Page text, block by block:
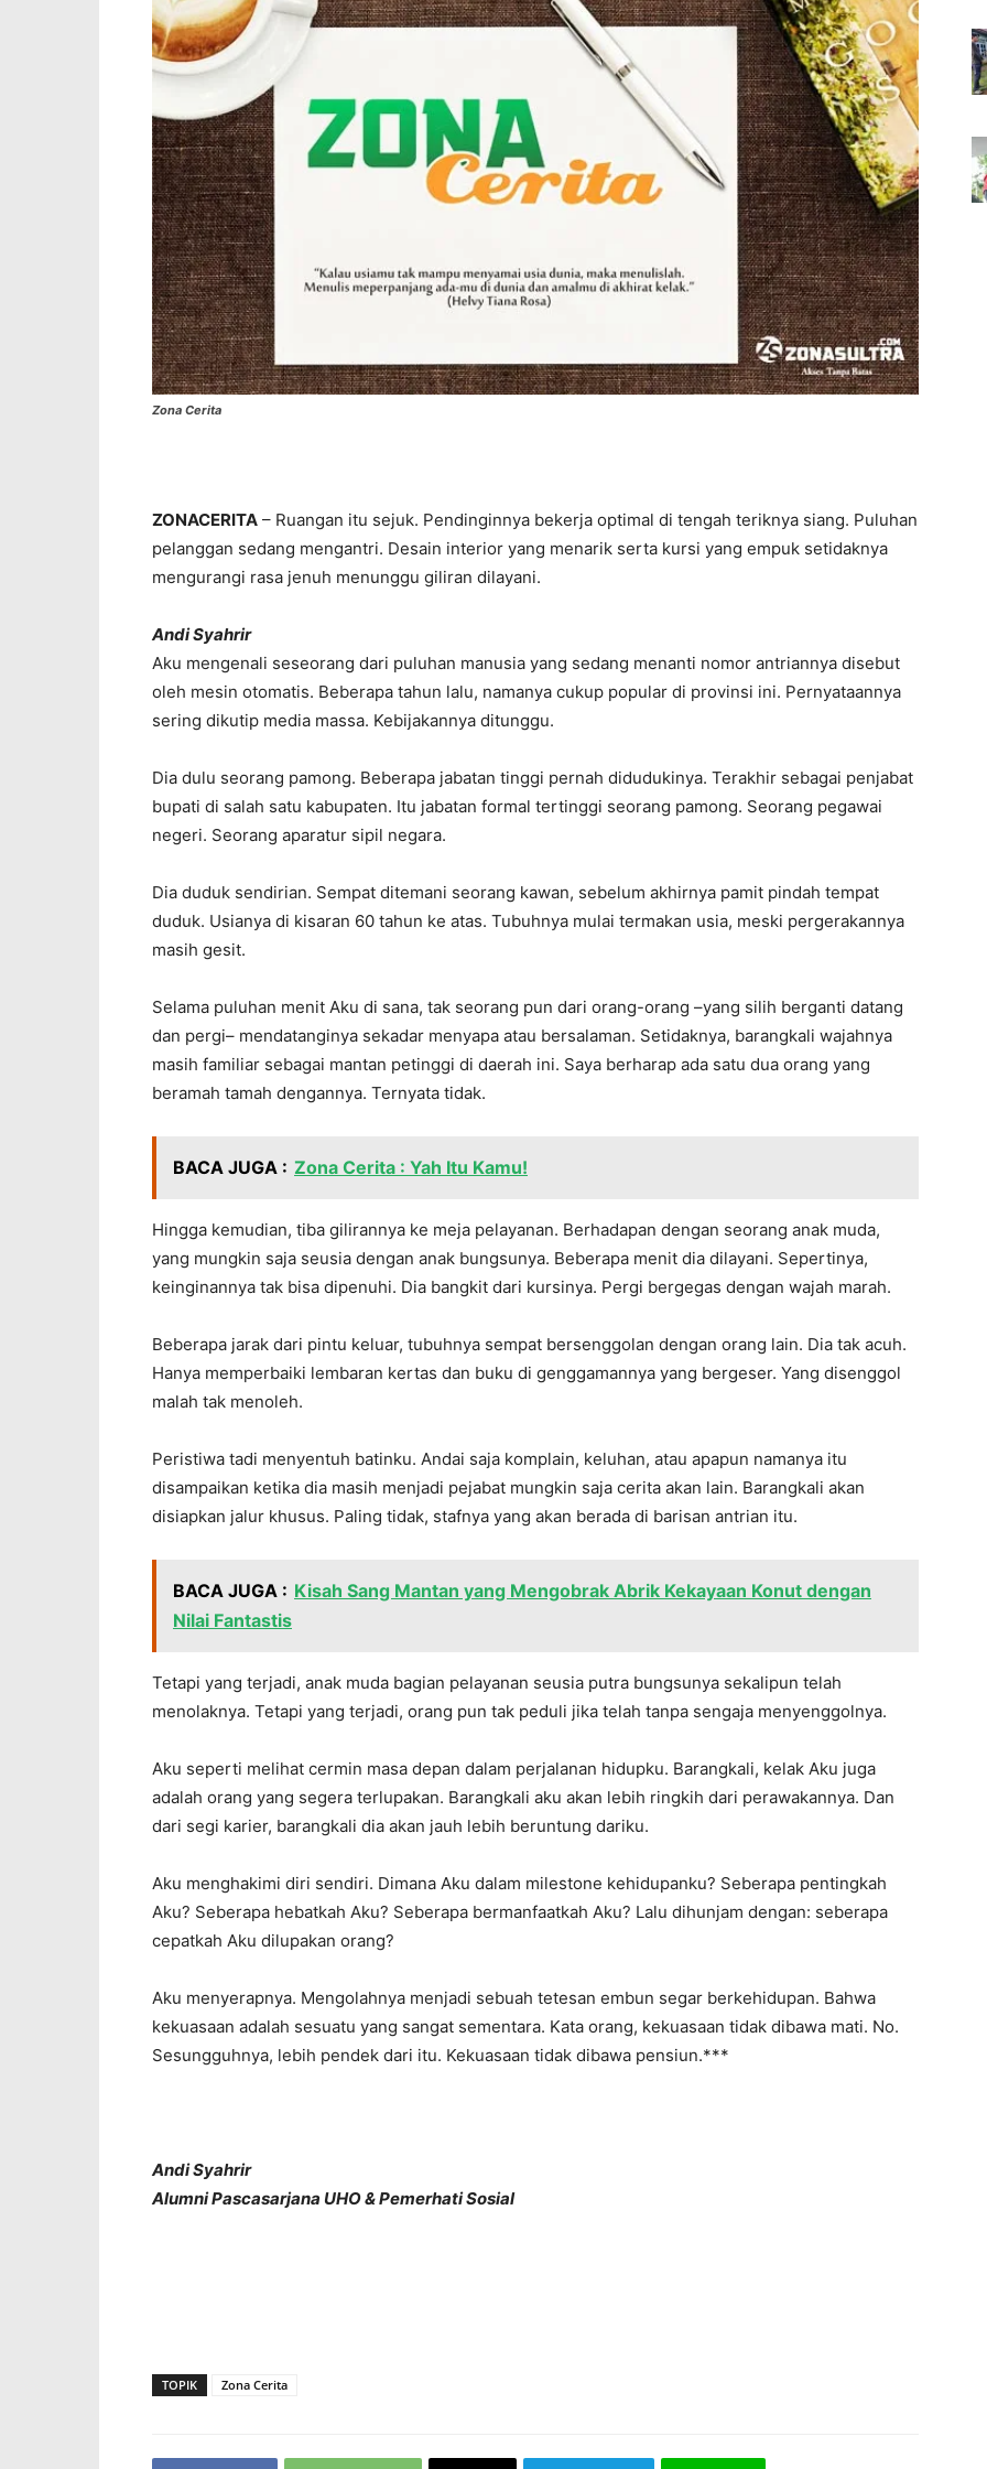
Zona Cerita
ZONACERITA – Ruangan itu sejuk. Pendinginnya bekerja optimal di tengah teriknya siang. Puluhan
pelanggan sedang mengantri. Desain interior yang menarik serta kursi yang empuk setidaknya
mengurangi rasa jenuh menunggu giliran dilayani.
Andi Syahrir
Aku mengenali seseorang dari puluhan manusia yang sedang menanti nomor antriannya disebut
oleh mesin otomatis. Beberapa tahun lalu, namanya cukup popular di provinsi ini. Pernyataannya
sering dikutip media massa. Kebijakannya ditunggu.
Dia dulu seorang pamong. Beberapa jabatan tinggi pernah didudukinya. Terakhir sebagai penjabat
bupati di salah satu kabupaten. Itu jabatan formal tertinggi seorang pamong. Seorang pegawai
negeri. Seorang aparatur sipil negara.
Dia duduk sendirian. Sempat ditemani seorang kawan, sebelum akhirnya pamit pindah tempat
duduk. Usianya di kisaran 60 tahun ke atas. Tubuhnya mulai termakan usia, meski pergerakannya
masih gesit.
Selama puluhan menit Aku di sana, tak seorang pun dari orang-orang –yang silih berganti datang
dan pergi– mendatanginya sekadar menyapa atau bersalaman. Setidaknya, barangkali wajahnya
masih familiar sebagai mantan petinggi di daerah ini. Saya berharap ada satu dua orang yang
beramah tamah dengannya. Ternyata tidak.
BACA JUGA : Zona Cerita : Yah Itu Kamu!
Hingga kemudian, tiba gilirannya ke meja pelayanan. Berhadapan dengan seorang anak muda,
yang mungkin saja seusia dengan anak bungsunya. Beberapa menit dia dilayani. Sepertinya,
keinginannya tak bisa dipenuhi. Dia bangkit dari kursinya. Pergi bergegas dengan wajah marah.
Beberapa jarak dari pintu keluar, tubuhnya sempat bersenggolan dengan orang lain. Dia tak acuh.
Hanya memperbaiki lembaran kertas dan buku di genggamannya yang bergeser. Yang disenggol
malah tak menoleh.
Peristiwa tadi menyentuh batinku. Andai saja komplain, keluhan, atau apapun namanya itu
disampaikan ketika dia masih menjadi pejabat mungkin saja cerita akan lain. Barangkali akan
disiapkan jalur khusus. Paling tidak, stafnya yang akan berada di barisan antrian itu.
BACA JUGA : Kisah Sang Mantan yang Mengobrak Abrik Kekayaan Konut dengan
Nilai Fantastis
Tetapi yang terjadi, anak muda bagian pelayanan seusia putra bungsunya sekalipun telah
menolaknya. Tetapi yang terjadi, orang pun tak peduli jika telah tanpa sengaja menyenggolnya.
Aku seperti melihat cermin masa depan dalam perjalanan hidupku. Barangkali, kelak Aku juga
adalah orang yang segera terlupakan. Barangkali aku akan lebih ringkih dari perawakannya. Dan
dari segi karier, barangkali dia akan jauh lebih beruntung dariku.
Aku menghakimi diri sendiri. Dimana Aku dalam milestone kehidupanku? Seberapa pentingkah
Aku? Seberapa hebatkah Aku? Seberapa bermanfaatkah Aku? Lalu dihunjam dengan: seberapa
cepatkah Aku dilupakan orang?
Aku menyerapnya. Mengolahnya menjadi sebuah tetesan embun segar berkehidupan. Bahwa
kekuasaan adalah sesuatu yang sangat sementara. Kata orang, kekuasaan tidak dibawa mati. No.
Sesungguhnya, lebih pendek dari itu. Kekuasaan tidak dibawa pensiun.***
Andi Syahrir
Alumni Pascasarjana UHO & Pemerhati Sosial
TOPIK Zona Cerita